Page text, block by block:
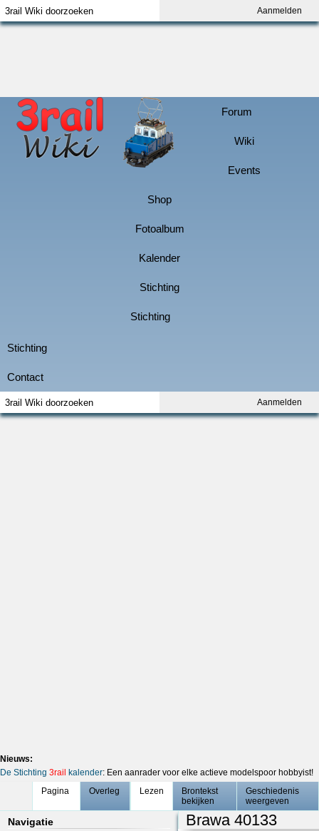
Aanmelden
Aanmelden
Nieuws:
De Stichting 3rail kalender: Een aanrader voor elke actieve modelspoor hobbyist!
Pagina
Overleg Lezen
Brontekst
bekijken
Geschiedenis
weergeven
Navigatie Brawa 40133